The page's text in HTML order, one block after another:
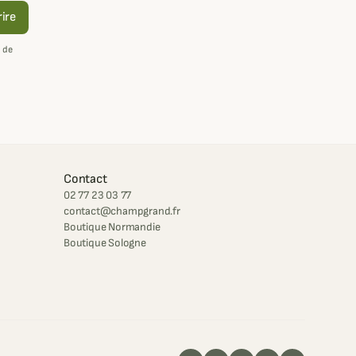
de
Contact
02 77 23 03 77
contact@champgrand.fr
Boutique Normandie
Boutique Sologne